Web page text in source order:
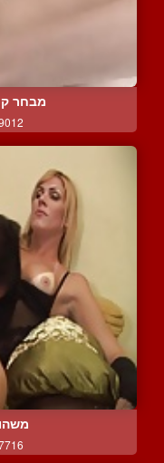
מבחר
9012
7716